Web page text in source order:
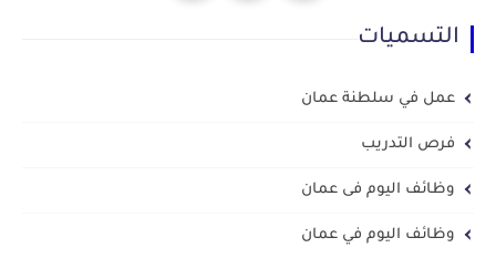
التسميات
عمل في سلطنة عمان
فرص التدريب
وظائف اليوم فى عمان
وظائف اليوم في عمان